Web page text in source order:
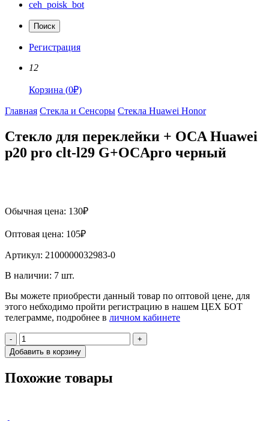
ceh_poisk_bot
Поиск
Регистрация
12
Корзина (0₽)
Главная Стекла и Сенсоры Стекла Huawei Honor
Стекло для переклейки + OCA Huawei
p20 pro clt-l29 G+OCApro черный
Обычная цена: 130₽
Оптовая цена: 105₽
Артикул: 2100000032983-0
В наличии: 7 шт.
Вы можете приобрести данный товар по оптовой цене, для
этого небходимо пройти регистрацию в нашем ЦЕХ БОТ
телеграмме, подробнее в личном кабинете
-
+
Добавить в корзину
Похожие товары